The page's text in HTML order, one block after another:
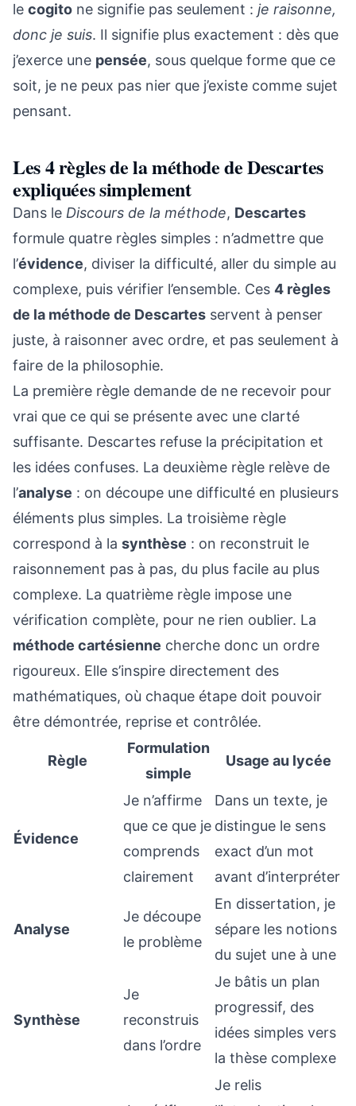
le cogito ne signifie pas seulement : je raisonne,
donc je suis. Il signifie plus exactement : dès que
j’exerce une pensée, sous quelque forme que ce
soit, je ne peux pas nier que j’existe comme sujet
pensant.
Les 4 règles de la méthode de Descartes
expliquées simplement
Dans le Discours de la méthode, Descartes
formule quatre règles simples : n’admettre que
l’évidence, diviser la difficulté, aller du simple au
complexe, puis vérifier l’ensemble. Ces 4 règles
de la méthode de Descartes servent à penser
juste, à raisonner avec ordre, et pas seulement à
faire de la philosophie.
La première règle demande de ne recevoir pour
vrai que ce qui se présente avec une clarté
suffisante. Descartes refuse la précipitation et
les idées confuses. La deuxième règle relève de
l’analyse : on découpe une difficulté en plusieurs
éléments plus simples. La troisième règle
correspond à la synthèse : on reconstruit le
raisonnement pas à pas, du plus facile au plus
complexe. La quatrième règle impose une
vérification complète, pour ne rien oublier. La
méthode cartésienne cherche donc un ordre
rigoureux. Elle s’inspire directement des
mathématiques, où chaque étape doit pouvoir
être démontrée, reprise et contrôlée.
Règle
Formulation
simple
Usage au lycée
Évidence
Je n’affirme
que ce que je
comprends
clairement
Dans un texte, je
distingue le sens
exact d’un mot
avant d’interpréter
Analyse
Je découpe
le problème
En dissertation, je
sépare les notions
du sujet une à une
Synthèse
Je
reconstruis
dans l’ordre
Je bâtis un plan
progressif, des
idées simples vers
la thèse complexe
Je relis